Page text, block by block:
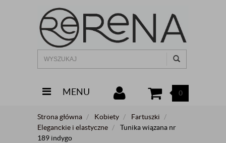
MENU 0
Strona główna Kobiety
Fartuszki
Eleganckie i elastyczne
Tunika wiązana nr
189 indygo